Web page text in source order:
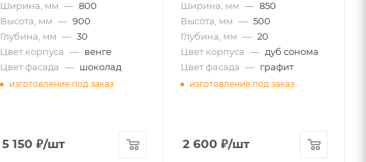
Ширина, мм — 800
Высота, мм — 900
Глубина, мм — 30
Цвет корпуса — венге
Цвет фасада — шоколад
изготовление под заказ
5 150 ₽/шт
Ширина, мм — 850
Высота, мм — 500
Глубина, мм — 20
Цвет корпуса — дуб сонома
Цвет фасада — графит
изготовление под заказ
2 600 ₽/шт